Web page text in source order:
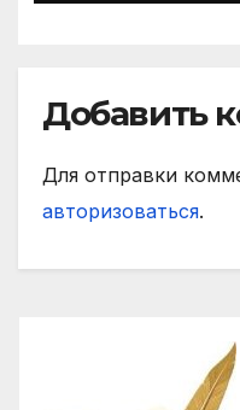
Добавить
Для отправки
авторизоваться.